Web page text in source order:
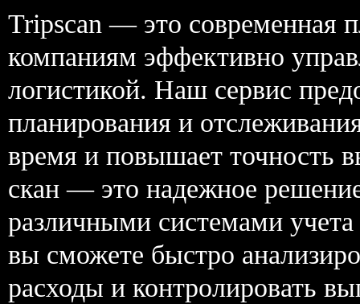
Tripscan — это современная
компаниям эффективно
логистикой. Наш сервис
планирования и
время и повышает точность
скан — это надежное
различными системами
вы сможете быстро
расходы и контролировать